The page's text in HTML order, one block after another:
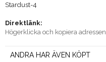
Stardust-4
Direktlänk:
Högerklicka och kopiera adressen
ANDRA HAR ÄVEN KÖPT